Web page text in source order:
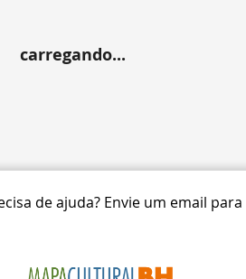
carregando...
de ajuda? Envie um email para